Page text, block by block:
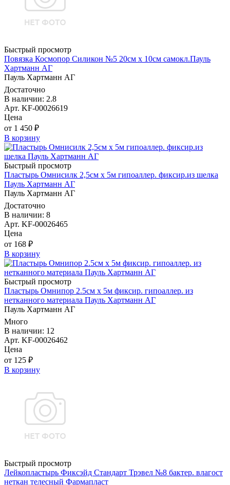
Быстрый просмотр
Повязка Космопор Силикон №5 20см х 10см самокл.Пауль
Хартманн AГ
Пауль Хартманн AГ
Достаточно
В наличии: 2.8
Арт. KF-00026619
Цена
от 1 450 ₽
В корзину
Быстрый просмотр
Пластырь Омнисилк 2,5см х 5м гипоаллер. фиксир.из шелка
Пауль Хартманн AГ
Пауль Хартманн AГ
Достаточно
В наличии: 8
Арт. KF-00026465
Цена
от 168 ₽
В корзину
Быстрый просмотр
Пластырь Омнипор 2.5см х 5м фиксир. гипоаллер. из
нетканного материала Пауль Хартманн AГ
Пауль Хартманн AГ
Много
В наличии: 12
Арт. KF-00026462
Цена
от 125 ₽
В корзину
Быстрый просмотр
Лейкопластырь Фиксэйд Стандарт Трэвел №8 бактер. влагост
неткан телесный Фармапласт